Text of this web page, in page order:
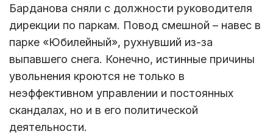
Барданова сняли с должности руководителя
дирекции по паркам. Повод смешной – навес в
парке «Юбилейный», рухнувший из-за
выпавшего снега. Конечно, истинные причины
увольнения кроются не только в
неэффективном управлении и постоянных
скандалах, но и в его политической
деятельности.